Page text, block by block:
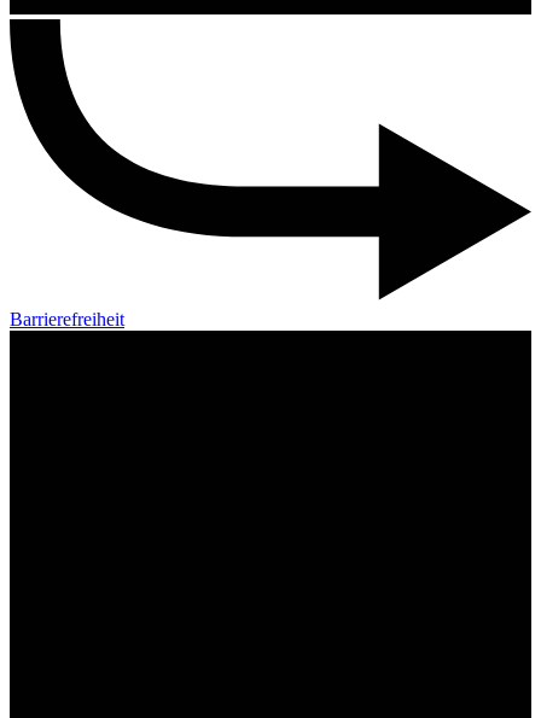
Barrierefreiheit